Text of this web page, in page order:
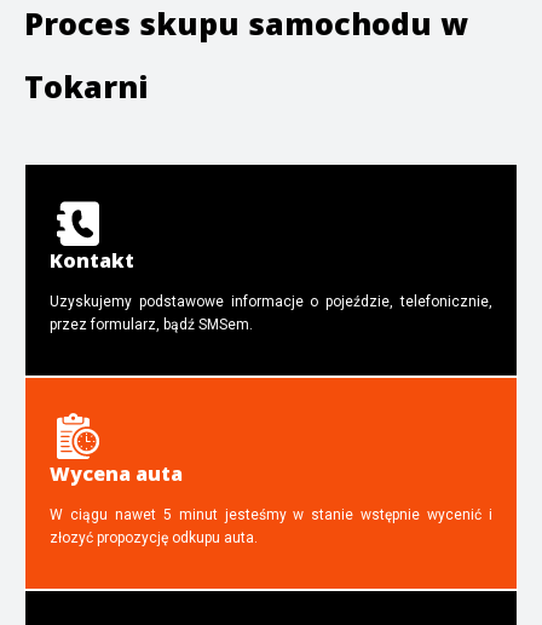
Proces skupu samochodu w
Tokarni
Kontakt
Uzyskujemy podstawowe informacje o pojeździe, telefonicznie,
przez formularz, bądź SMSem.
Wycena auta
W ciągu nawet 5 minut jesteśmy w stanie wstępnie wycenić i
złozyć propozycję odkupu auta.